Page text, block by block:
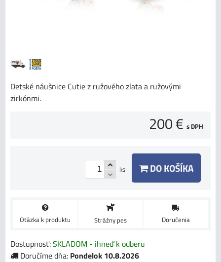
Detské náušnice Cutie z ružového zlata a ružovými
zirkónmi.
200 € s DPH
ks DO KOŠÍKA
Otázka k produktu Strážny pes Doručenia
Dostupnosť:SKLADOM - ihneď k odberu
Doručíme dňa: Pondelok 10.8.2026